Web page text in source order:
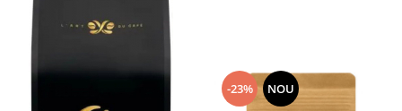
-23% NOU